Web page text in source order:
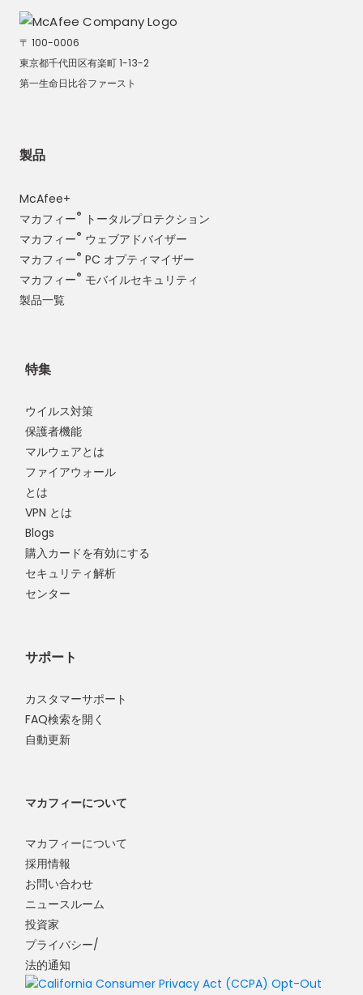
〒 100-0006
東京都千代田区有楽町 1-13-2
第一生命日比谷ファースト
製品
McAfee+
マカフィー®
トータルプロテクション
マカフィー® ウェブアドバイザー
マカフィー® PC オプティマイザー
マカフィー® モバイルセキュリティ
製品一覧
特集
ウイルス対策
保護者機能
マルウェアとは
ファイアウォール
とは
VPN とは
Blogs
購入カードを有効にする
セキュリティ解析
センター
サポート
カスタマーサポート
FAQ検索を開く
自動更新
マカフィーについて
マカフィーについて
採用情報
お問い合わせ
ニュースルーム
投資家
プライバシー/
法的通知